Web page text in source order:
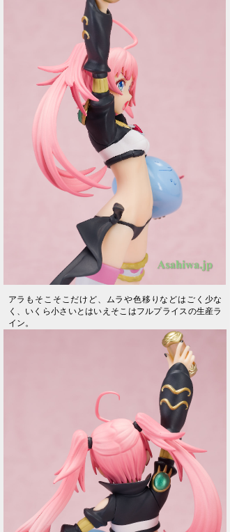
アラもそこそこだけど、ムラや色移りなどはごく少な
く、いくら小さいとはいえそこはフルプライスの生産ラ
イン。